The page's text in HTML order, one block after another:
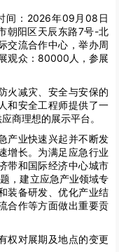
间：2026年09月08日
朝阳区天辰东路7号-北
交流合作中心，举办周
观众：80000人，参展
火减灾、安全与安保的
和安全工程师提供了一
商理想的展示平台。
产业快速兴起并不断发
增长。为满足应急行业
带和国际经济中心城市
，建立应急产业领域专
装备研发、优化产业结
合作等方面做出重要贡
权对展期及地点的变更